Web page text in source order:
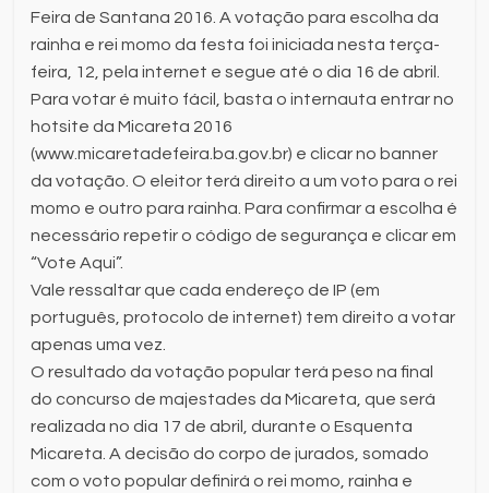
Feira de Santana 2016. A votação para escolha da
rainha e rei momo da festa foi iniciada nesta terça-
feira, 12, pela internet e segue até o dia 16 de abril.
Para votar é muito fácil, basta o internauta entrar no
hotsite da Micareta 2016
(www.micaretadefeira.ba.gov.br) e clicar no banner
da votação. O eleitor terá direito a um voto para o rei
momo e outro para rainha. Para confirmar a escolha é
necessário repetir o código de segurança e clicar em
“Vote Aqui”.
Vale ressaltar que cada endereço de IP (em
português, protocolo de internet) tem direito a votar
apenas uma vez.
O resultado da votação popular terá peso na final
do concurso de majestades da Micareta, que será
realizada no dia 17 de abril, durante o Esquenta
Micareta. A decisão do corpo de jurados, somado
com o voto popular definirá o rei momo, rainha e